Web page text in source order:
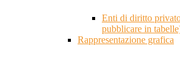
Enti di diritto
pubblicare in
Rappresentazione grafica